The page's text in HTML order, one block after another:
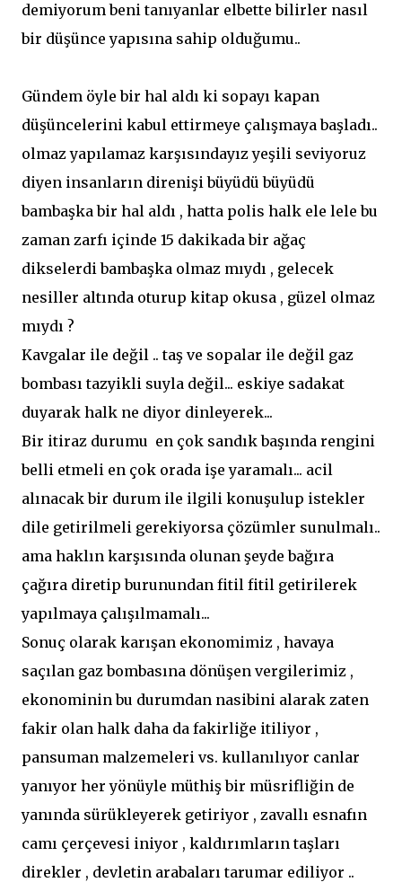
demiyorum beni tanıyanlar elbette bilirler nasıl
bir düşünce yapısına sahip olduğumu..
Gündem öyle bir hal aldı ki sopayı kapan
düşüncelerini kabul ettirmeye çalışmaya başladı..
olmaz yapılamaz karşısındayız yeşili seviyoruz
diyen insanların direnişi büyüdü büyüdü
bambaşka bir hal aldı , hatta polis halk ele lele bu
zaman zarfı içinde 15 dakikada bir ağaç
dikselerdi bambaşka olmaz mıydı , gelecek
nesiller altında oturup kitap okusa , güzel olmaz
mıydı ?
Kavgalar ile değil .. taş ve sopalar ile değil gaz
bombası tazyikli suyla değil... eskiye sadakat
duyarak halk ne diyor dinleyerek...
Bir itiraz durumu en çok sandık başında rengini
belli etmeli en çok orada işe yaramalı... acil
alınacak bir durum ile ilgili konuşulup istekler
dile getirilmeli gerekiyorsa çözümler sunulmalı..
ama haklın karşısında olunan şeyde bağıra
çağıra diretip burunundan fitil fitil getirilerek
yapılmaya çalışılmamalı...
Sonuç olarak karışan ekonomimiz , havaya
saçılan gaz bombasına dönüşen vergilerimiz ,
ekonominin bu durumdan nasibini alarak zaten
fakir olan halk daha da fakirliğe itiliyor ,
pansuman malzemeleri vs. kullanılıyor canlar
yanıyor her yönüyle müthiş bir müsrifliğin de
yanında sürükleyerek getiriyor , zavallı esnafın
camı çerçevesi iniyor , kaldırımların taşları
direkler , devletin arabaları tarumar ediliyor ..